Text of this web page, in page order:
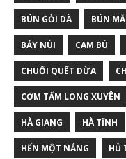
BÚN GỎI DÀ BÚN
BẢY NÚI CAM BÙ
CHUỐI QUẾT DỪA
CƠM TẤM LONG XUYÊN
HÀ GIANG HÀ TĨNH
HẾN MỘT NẮNG HỦ